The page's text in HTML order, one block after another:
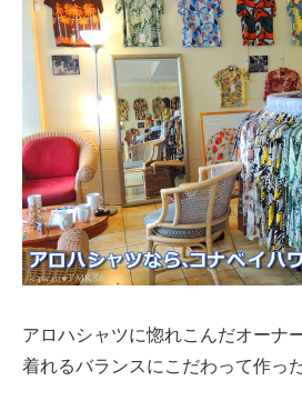
アロハシャツに惚れこんだオーナ
着れるバランスにこだわって作っ